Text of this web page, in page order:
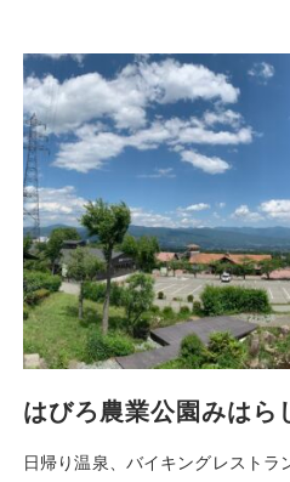
はびろ農業公園みはら
日帰り温泉、バイキングレストラ